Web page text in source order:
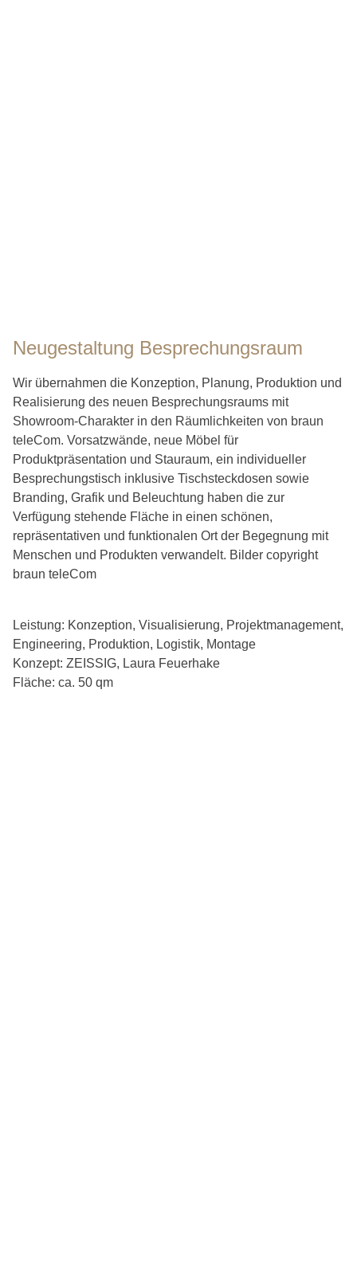
Neugestaltung Besprechungsraum
Wir übernahmen die Konzeption, Planung, Produktion und
Realisierung des neuen Besprechungsraums mit
Showroom-Charakter in den Räumlichkeiten von braun
teleCom. Vorsatzwände, neue Möbel für
Produktpräsentation und Stauraum, ein individueller
Besprechungstisch inklusive Tischsteckdosen sowie
Branding, Grafik und Beleuchtung haben die zur
Verfügung stehende Fläche in einen schönen,
repräsentativen und funktionalen Ort der Begegnung mit
Menschen und Produkten verwandelt. Bilder copyright
braun teleCom
Leistung: Konzeption, Visualisierung, Projektmanagement,
Engineering, Produktion, Logistik, Montage
Konzept: ZEISSIG, Laura Feuerhake
Fläche: ca. 50 qm